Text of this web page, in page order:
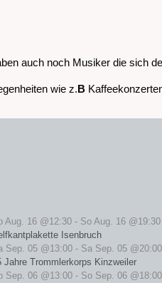
auch noch Musiker die sich
wie z.B
Aug. 16 @12:30- So Aug. 16 @19:30
Isenbruch
Sep. 05 @13:00- Sa Sep. 05 @20:00
Jahre Trommlerkorps Kinzweiler
Sep. 06 @13:00- So Sep. 06 @18:00